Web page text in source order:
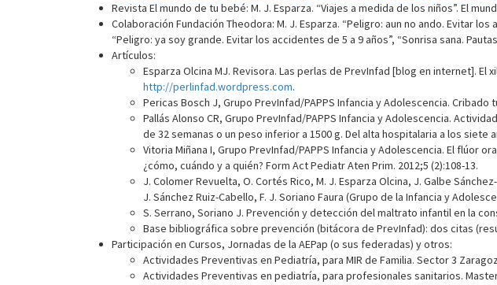
Revista El mundo de tu bebé: M. J. Esparza. “Viajes a medida de los niños”. El
Colaboración Fundación Theodora: M. J. Esparza. “Peligro: aun no ando. Evitar
“Peligro: ya soy grande. Evitar los accidentes de 5 a 9 años”, “Sonrisa sana.
Artículos:
Esparza Olcina MJ. Revisora. Las perlas de PrevInfad [blog en internet].
http://perlinfad.wordpress.com.
Pericas Bosch J, Grupo PrevInfad/PAPPS Infancia y Adolescencia.
Pallás Alonso CR, Grupo PrevInfad/PAPPS Infancia y Adolescencia.
de 32 semanas o un peso inferior a 1500 g. Del alta hospitalaria a los siete
Vitoria Miñana I, Grupo PrevInfad/PAPPS Infancia y Adolescencia. El flúor
¿cómo, cuándo y a quién? Form Act Pediatr Aten Prim. 2012;5 (2):108-13.
J. Colomer Revuelta, O. Cortés Rico, M. J. Esparza Olcina, J. Galbe
J. Sánchez Ruiz-Cabello, F. J. Soriano Faura (Grupo de la Infancia y
S. Serrano, Soriano J. Prevención y detección del maltrato infantil en la
Base bibliográfica sobre prevención (bitácora de PrevInfad): dos citas
Participación en Cursos, Jornadas de la AEPap (o sus federadas) y otros:
Actividades Preventivas en Pediatría, para MIR de Familia. Sector 3
Actividades Preventivas en pediatría, para profesionales sanitarios.